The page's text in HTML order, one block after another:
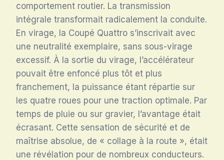
comportement routier. La transmission
intégrale transformait radicalement la conduite.
En virage, la Coupé Quattro s’inscrivait avec
une neutralité exemplaire, sans sous-virage
excessif. À la sortie du virage, l’accélérateur
pouvait être enfoncé plus tôt et plus
franchement, la puissance étant répartie sur
les quatre roues pour une traction optimale. Par
temps de pluie ou sur gravier, l’avantage était
écrasant. Cette sensation de sécurité et de
maîtrise absolue, de « collage à la route », était
une révélation pour de nombreux conducteurs.